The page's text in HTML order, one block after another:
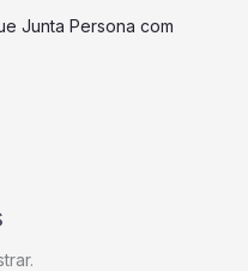
Junta Persona com